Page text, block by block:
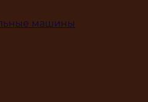
машины